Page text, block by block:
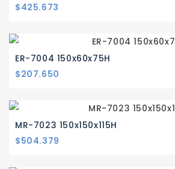
Precio
$425.673
ER-7004 150x60x75H
Precio
$207.650
MR-7023 150x150x115H
Precio
$504.379